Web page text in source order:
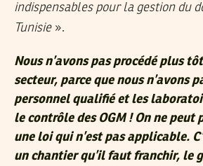
indispensables pour la gestion du
Tunisie».
Nous n’avons pas procédé plus
secteur, parce que nous n’avons
personnel qualifié et les
le contrôle des OGM ! On ne peut
une loi qui n’est pas applicable.
un chantier qu’il faut franchir, le